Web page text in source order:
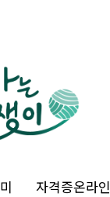
자격증온라인